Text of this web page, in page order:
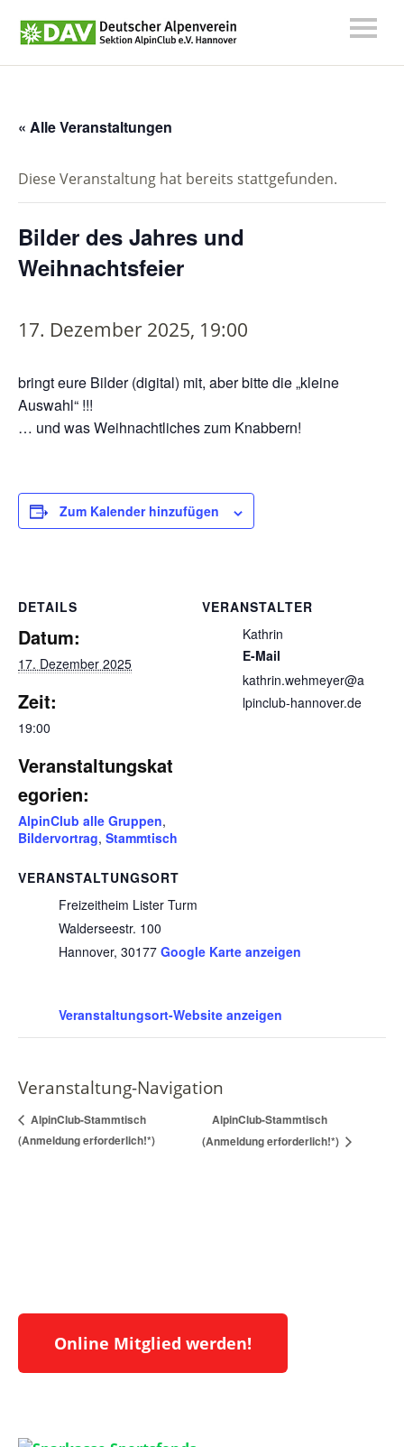
« Alle Veranstaltungen
Diese Veranstaltung hat bereits stattgefunden.
Bilder des Jahres und
Weihnachtsfeier
17. Dezember 2025, 19:00
bringt eure Bilder (digital) mit, aber bitte die „kleine
Auswahl“ !!!
… und was Weihnachtliches zum Knabbern!
Zum Kalender hinzufügen
DETAILS
Datum:
17. Dezember 2025
Zeit:
19:00
Veranstaltungskat
egorien:
AlpinClub alle Gruppen,
Bildervortrag, Stammtisch
VERANSTALTUNGSORT
Freizeitheim Lister Turm
Walderseestr. 100
Hannover, 30177 Google Karte anzeigen
Veranstaltungsort-Website anzeigen
VERANSTALTER
Kathrin
E-Mail
kathrin.wehmeyer@a
lpinclub-hannover.de
Veranstaltung-Navigation
AlpinClub-Stammtisch
(Anmeldung erforderlich!*)
AlpinClub-Stammtisch
(Anmeldung erforderlich!*)
Online Mitglied werden!